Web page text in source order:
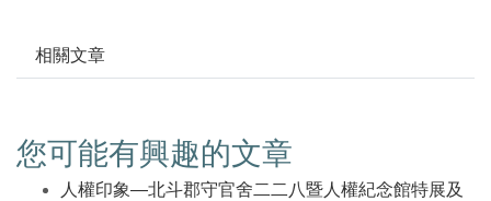
相關文章
您可能有興趣的文章
人權印象—北斗郡守官舍二二八暨人權紀念館特展及